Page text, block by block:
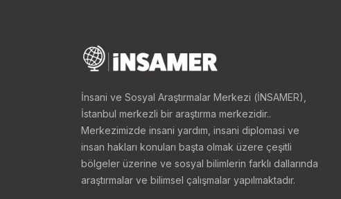
İnsani ve Sosyal Araştırmalar Merkezi (İNSAMER),
İstanbul merkezli bir araştırma merkezidir..
Merkezimizde insani yardım, insani diplomasi ve
insan hakları konuları başta olmak üzere çeşitli
bölgeler üzerine ve sosyal bilimlerin farklı dallarında
araştırmalar ve bilimsel çalışmalar yapılmaktadır.